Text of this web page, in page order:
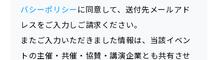
バシーポリシー に同意して、送付先メールアド
レスをご入力しご請求ください。
またご入力いただきました情報は、当該イベン
トの主催・共催・協賛・講演企業とも共有させ